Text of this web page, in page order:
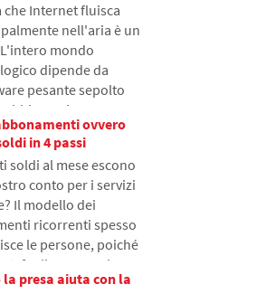
morte e chi avrà
Nell'articolo
come funziona
digitale, perché i
possono avere
ordine nelle tracce
già oggi.
che Internet fluisca
nell'aria è un
mondo
dipende da
pesante sepolto
marina.
discuteremo la
dei cavi sottomarini.
come funzionano le
cosa comporta la
dalle navi e come gli
degli oceani sono
un campo di battaglia
ovvero
in 4 passi
soldi al mese escono
conto per i servizi
Il modello dei
ricorrenti spesso
le persone, poiché
scompaiono
di piccoli importi che si
presa aiuta con la